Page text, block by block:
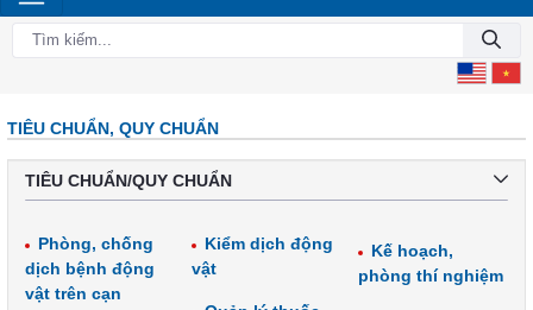
TIÊU CHUẨN, QUY CHUẨN
TIÊU CHUẨN/QUY CHUẨN
Phòng, chống
dịch bệnh động
vật trên cạn
Kiểm dịch động
vật
Kế hoạch,
phòng thí nghiệm